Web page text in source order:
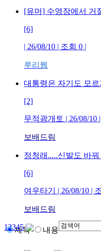
[유머] 수영장에서 거
[6]
| 26/08/10 | 조회 0 |
루리웹
대통령은 자기도 모
[2]
무적광개토 | 26/08/10
보배드림
정청래.....신발도 바
[6]
여우타기 | 26/08/10 |
보배드림
12345
제목 내용